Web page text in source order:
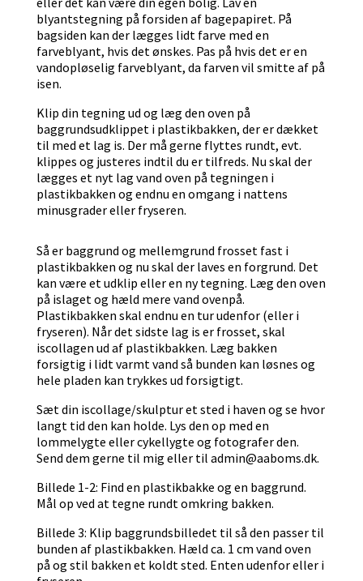
blyantstegning på forsiden af bagepapiret. På
bagsiden kan der lægges lidt farve med en
farveblyant, hvis det ønskes. Pas på hvis det er en
vandopløselig farveblyant, da farven vil smitte af på
isen.
Klip din tegning ud og læg den oven på
baggrundsudklippet i plastikbakken, der er dækket
til med et lag is. Der må gerne flyttes rundt, evt.
klippes og justeres indtil du er tilfreds. Nu skal der
lægges et nyt lag vand oven på tegningen i
plastikbakken og endnu en omgang i nattens
minusgrader eller fryseren.
Så er baggrund og mellemgrund frosset fast i
plastikbakken og nu skal der laves en forgrund. Det
kan være et udklip eller en ny tegning. Læg den oven
på islaget og hæld mere vand ovenpå.
Plastikbakken skal endnu en tur udenfor (eller i
fryseren). Når det sidste lag is er frosset, skal
iscollagen ud af plastikbakken. Læg bakken
forsigtig i lidt varmt vand så bunden kan løsnes og
hele pladen kan trykkes ud forsigtigt.
Sæt din iscollage/skulptur et sted i haven og se hvor
langt tid den kan holde. Lys den op med en
lommelygte eller cykellygte og fotografer den.
Send dem gerne til mig eller til admin@aaboms.dk.
Billede 1-2: Find en plastikbakke og en baggrund.
Mål op ved at tegne rundt omkring bakken.
Billede 3: Klip baggrundsbilledet til så den passer til
bunden af plastikbakken. Hæld ca. 1 cm vand oven
på og stil bakken et koldt sted. Enten udenfor eller i